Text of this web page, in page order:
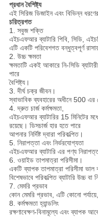
প্রধান বৈশিষ্ট্য
এই সিরিজ ডিজাইন এবং বিভিন্ন
চরিত্রগত
1. সবুজ শক্তি
এইচএফআর ব্যাটারি পিবি, সিডি,
এটি একটি পরিবেশগত বন্ধুত্বপূর্ণ
2. উচ্চ ক্ষমতা
ক্ষমতাটি একই আকারে নি-সিডি
পারে
বৈশিষ্ট্য।
3. দীর্ঘ চক্র জীবন।
স্বাভাবিক ব্যবহারের অধীনে 500 এর
4. দ্রুত চার্জ কর্মক্ষমতা,
এইচএফআর ব্যাটারির 15 মিনিটের
রয়েছে। ডিসচার্জ হার হতে পারে
আপনার নির্দিষ্ট দ্বারা পরিকল্পিত।
5. নিরাপত্তা এবং নির্ভরযোগ্যতা
এইচএফআর ব্যাটারি এর পণ্য
6. ওয়াইড তাপমাত্রা পরিসীমা।
একটি ব্যাপক তাপমাত্রা পরিসীমা
বিশেষভাবে পরিকল্পিত ব্যাটারি উচ্চ
7. মেমরি প্রভাব
কোন মেমরি প্রভাব, এটি কোনো পর্যায়ে,
8. কর্মক্ষমতা হ্যান্ডলিং
রক্ষণাবেক্ষণ-বিনামূল্যে এবং ব্যাপক